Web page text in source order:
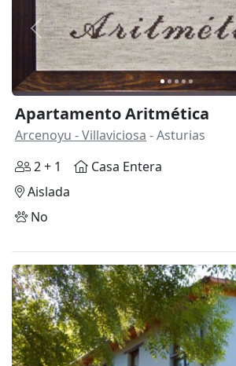
Anterior
Apartamento Aritmética
Arcenoyu - Villaviciosa - Asturias
2 + 1
Casa Entera
Aislada
No